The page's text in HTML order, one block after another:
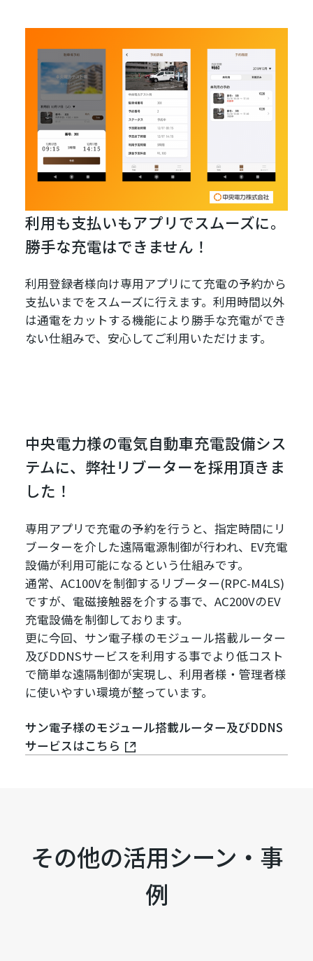
利用も支払いもアプリでスムーズに。
勝手な充電はできません！
利用登録者様向け専用アプリにて充電の予約から
支払いまでをスムーズに行えます。利用時間以外
は通電をカットする機能により勝手な充電ができ
ない仕組みで、安心してご利用いただけます。
中央電力様の電気自動車充電設備シス
テムに、弊社リブーターを採用頂きま
した！
専用アプリで充電の予約を行うと、指定時間にリ
ブーターを介した遠隔電源制御が行われ、EV充電
設備が利用可能になるという仕組みです。
通常、AC100Vを制御するリブーター(RPC-M4LS)
ですが、電磁接触器を介する事で、AC200VのEV
充電設備を制御しております。
更に今回、サン電子様のモジュール搭載ルーター
及びDDNSサービスを利用する事でより低コスト
で簡単な遠隔制御が実現し、利用者様・管理者様
に使いやすい環境が整っています。
サン電子様のモジュール搭載ルーター及びDDNS
サービスはこちら
その他の活用シーン・事
例